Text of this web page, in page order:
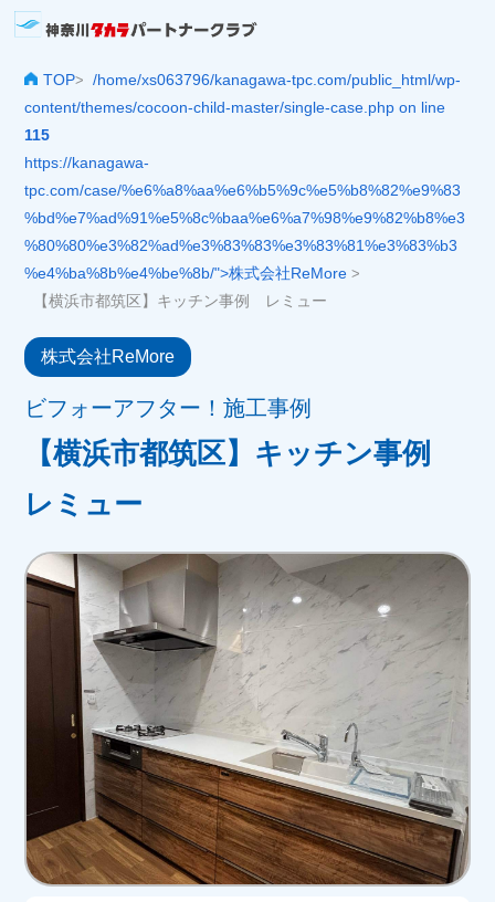
TOP>
/home/xs063796/kanagawa-tpc.com/public_html/wp-
content/themes/cocoon-child-master/single-case.php on line
115
https://kanagawa-
tpc.com/case/%e6%a8%aa%e6%b5%9c%e5%b8%82%e9%83
%bd%e7%ad%91%e5%8c%baa%e6%a7%98%e9%82%b8%e3
%80%80%e3%82%ad%e3%83%83%e3%83%81%e3%83%b3
%e4%ba%8b%e4%be%8b/">株式会社ReMore>
【横浜市都筑区】キッチン事例 レミュー
株式会社ReMore
ビフォーアフター！施工事例
【横浜市都筑区】キッチン事例
レミュー